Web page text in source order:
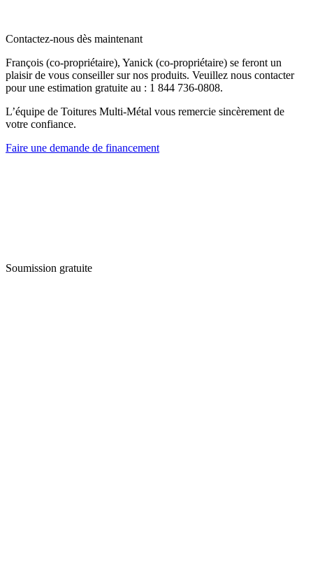
Contactez-nous dès maintenant
François (co-propriétaire), Yanick (co-propriétaire) se feront un
plaisir de vous conseiller sur nos produits. Veuillez nous contacter
pour une estimation gratuite au : 1 844 736-0808.
L’équipe de Toitures Multi-Métal vous remercie sincèrement de
votre confiance.
Faire une demande de financement
Soumission gratuite